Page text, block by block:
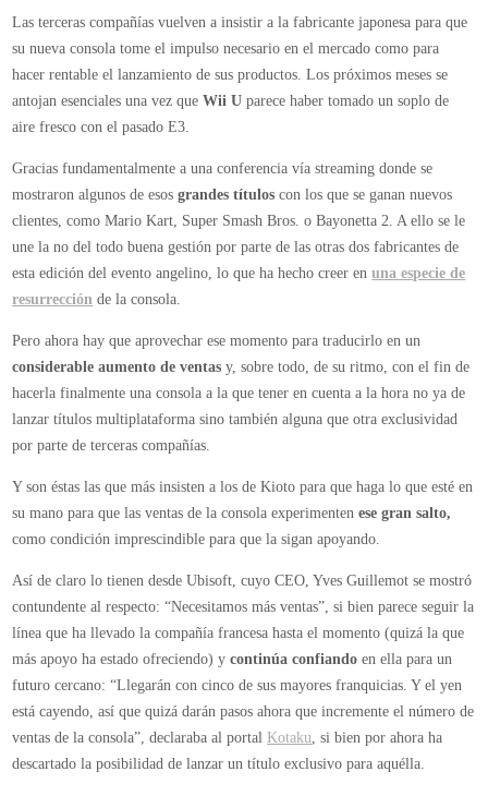
y
Ubisoft
instan
a
Nintendo
a
que
impulse
las
ventas
de
U
si
quiere
respaldo
Las terceras compañías vuelven a insistir a la fabricante japonesa para que
su nueva consola tome el impulso necesario en el mercado como para
hacer rentable el lanzamiento de sus productos. Los próximos meses se
antojan esenciales una vez queWii U parece haber tomado un soplo de
aire fresco con el pasado E3.
Gracias fundamentalmente a una conferencia vía streaming donde se
mostraron algunos de esosgrandes títulos con los que se ganan nuevos
clientes, como Mario Kart, Super Smash Bros. o Bayonetta 2. A ello se le
une la no del todo buena gestión por parte de las otras dos fabricantes de
esta edición del evento angelino, lo que ha hecho creer enuna especie de
resurrección de la consola.
Pero ahora hay que aprovechar ese momento para traducirlo en un
considerable aumento de ventas y, sobre todo, de su ritmo, con el fin de
hacerla finalmente una consola a la que tener en cuenta a la hora no ya de
lanzar títulos multiplataforma sino también alguna que otra exclusividad
por parte de terceras compañías.
Y son éstas las que más insisten a los de Kioto para que haga lo que esté en
su mano para que las ventas de la consola experimentenese gran salto,
como condición imprescindible para que la sigan apoyando.
Así de claro lo tienen desde Ubisoft, cuyo CEO, Yves Guillemot se mostró
contundente al respecto: “Necesitamos más ventas”, si bien parece seguir la
línea que ha llevado la compañía francesa hasta el momento (quizá la que
más apoyo ha estado ofreciendo) ycontinúa confiando en ella para un
futuro cercano: “Llegarán con cinco de sus mayores franquicias. Y el yen
está cayendo, así que quizá darán pasos ahora que incremente el número de
ventas de la consola”, declaraba al portal Kotaku, si bien por ahora ha
descartado la posibilidad de lanzar un título exclusivo para aquélla.